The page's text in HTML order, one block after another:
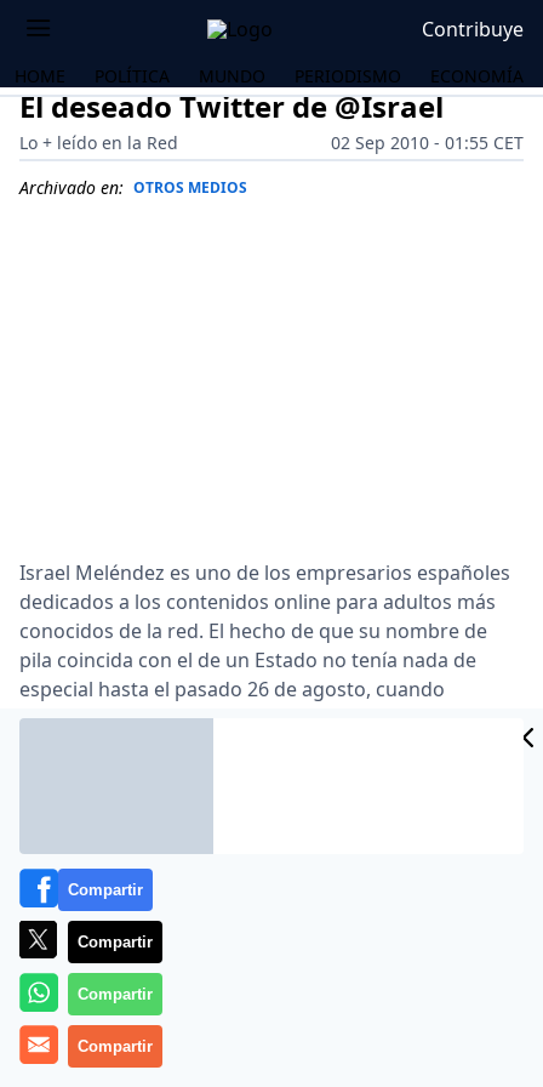
Contribuye
HOME POLÍTICA MUNDO PERIODISMO ECONOMÍA
El deseado Twitter de @Israel
Lo + leído en la Red
02 Sep 2010 - 01:55 CET
Archivado en: OTROS MEDIOS
Israel Meléndez es uno de los empresarios españoles
dedicados a los contenidos online para adultos más
conocidos de la red. El hecho de que su nombre de
pila coincida con el de un Estado no tenía nada de
especial hasta el pasado 26 de agosto, cuando
Meléndez traspasó su nombre de usuario en Twitter
Lea el artículo completo en
Compartir
Compartir
Compartir
Compartir